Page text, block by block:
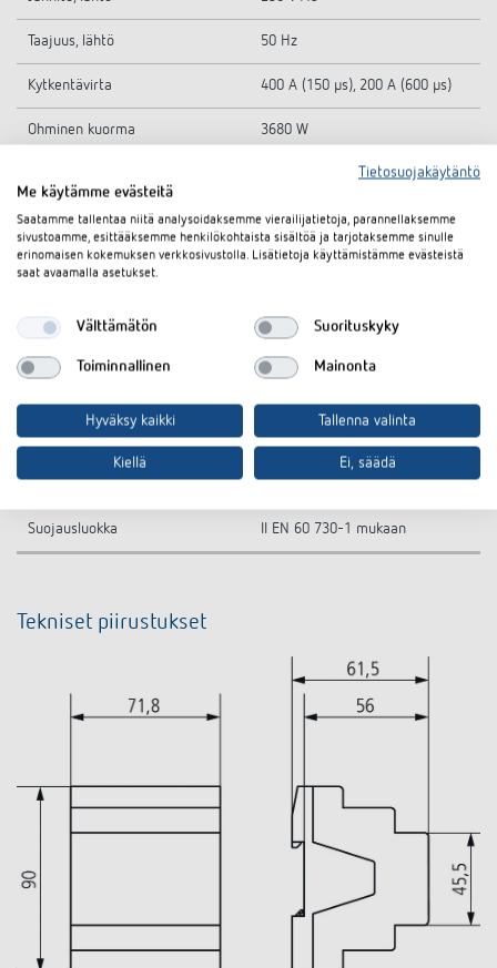
Taajuus, lähtö 50 Hz
Kytkentävirta 400 A (150 µs), 200 A (600 µs)
Ohminen kuorma 3680 W
Kapasitiivinen kuorma 140 µF
Jännite, tulo 1 - 10 V
Ympäristön lämpötila -5°C ... 45°C
Kotelointiluokka IP 20
Suojausluokka II EN 60 730-1 mukaan
Tekniset piirustukset
Tietosuojakäytäntö
Me käytämme evästeitä
Saatamme tallentaa niitä analysoidaksemme vierailijatietoja, parannellaksemme
sivustoamme, esittääksemme henkilökohtaista sisältöä ja tarjotaksemme sinulle
erinomaisen kokemuksen verkkosivustolla. Lisätietoja käyttämistämme evästeistä
saat avaamalla asetukset.
Välttämätön Suorituskyky
Toiminnallinen Mainonta
Hyväksy kaikki Tallenna valinta
Kiellä Ei, säädä